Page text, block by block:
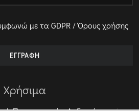
με τα GDPR / Όρους χρήσης
Χρήσιμα